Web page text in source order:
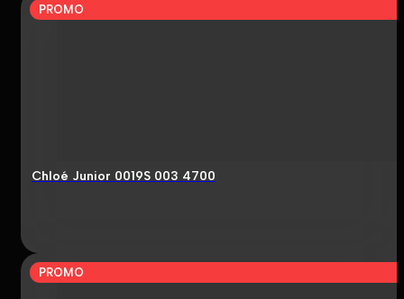
PROMO
Chloé Junior 0019S 003 4700
PROMO